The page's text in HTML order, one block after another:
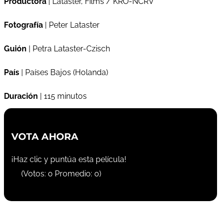
Fotografía | Peter Lataster
Guión | Petra Lataster-Czisch
País | Países Bajos (Holanda)
Duración | 115 minutos
VOTA AHORA
¡Haz clic y puntúa esta película!
(Votos: 0 Promedio: 0)